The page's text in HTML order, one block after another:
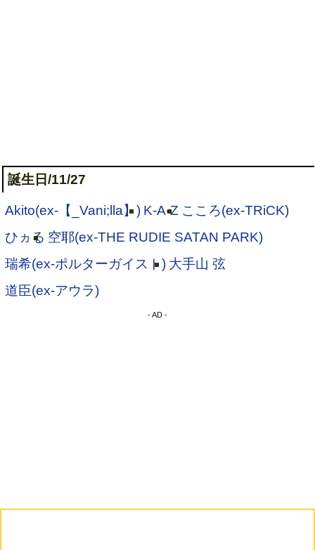
誕生日/11/27
Akito(ex-【_Vani;lla】) K-A-Z こころ(ex-TRiCK)
ひヵる 空耶(ex-THE RUDIE SATAN PARK)
瑞希(ex-ポルターガイスト) 大手山 弦
道臣(ex-アウラ)
- AD -